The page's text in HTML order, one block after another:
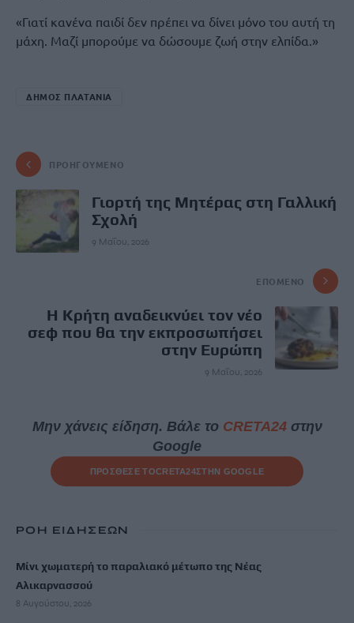
«Γιατί κανένα παιδί δεν πρέπει να δίνει μόνο του αυτή τη
μάχη. Μαζί μπορούμε να δώσουμε ζωή στην ελπίδα.»
ΔΗΜΟΣ ΠΛΑΤΑΝΙΑ
ΠΡΟΗΓΟΎΜΕΝΟ
Γιορτή της Μητέρας στη Γαλλική
Σχολή
9 Μαΐου, 2026
ΕΠΌΜΕΝΟ
Η Κρήτη αναδεικνύει τον νέο
σεφ που θα την εκπροσωπήσει
στην Ευρώπη
9 Μαΐου, 2026
Μην χάνεις είδηση. Βάλε το CRETA24στην
Google
ΠΡΟΣΘΕΣΕ ΤΟCRETA24ΣΤΗΝ GOOGLE
ΡΟΗ ΕΙΔΗΣΕΩΝ
Μίνι χωματερή το παραλιακό μέτωπο της Νέας
Αλικαρνασσού
8 Αυγούστου, 2026